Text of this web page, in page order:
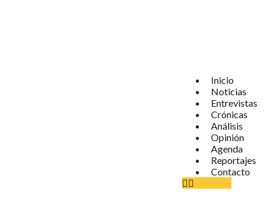
Inicio
Noticias
Entrevistas
Crónicas
Análisis
Opinión
Agenda
Reportajes
Contacto